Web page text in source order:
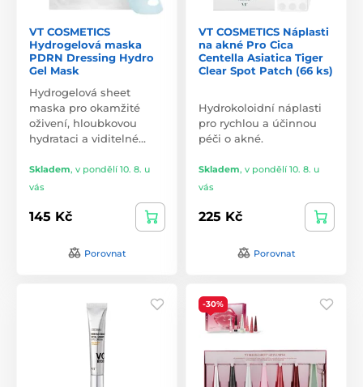
VT COSMETICS
Hydrogelová maska
PDRN Dressing Hydro
Gel Mask
Hydrogelová sheet
maska pro okamžité
oživení, hloubkovou
hydrataci a viditelné…
Skladem, v pondělí 10. 8. u
vás
145 Kč
Porovnat
VT COSMETICS Náplasti
na akné Pro Cica
Centella Asiatica Tiger
Clear Spot Patch (66 ks)
Hydrokoloidní náplasti
pro rychlou a účinnou
péči o akné.
Skladem, v pondělí 10. 8. u
vás
225 Kč
Porovnat
-30%